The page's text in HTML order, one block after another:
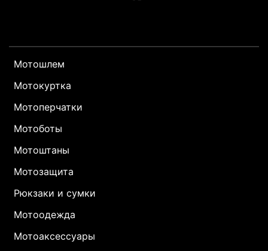
Мотошлем
Мотокуртка
Мотоперчатки
Мотоботы
Мотоштаны
Мотозащита
Рюкзаки и сумки
Мотоодежда
Мотоаксессуары